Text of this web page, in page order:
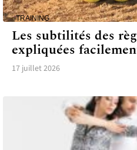
TRAINING
Les subtilités des
expliquées
17 juillet 2026